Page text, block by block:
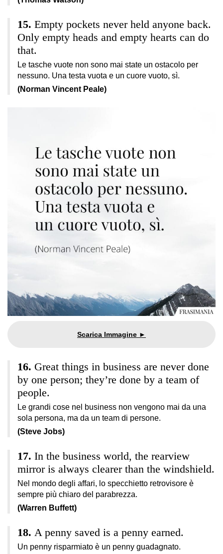
Empty pockets never held anyone back.
Only empty heads and empty hearts can do
that.
Le tasche vuote non sono mai state un ostacolo per
nessuno. Una testa vuota e un cuore vuoto, sì.
(Norman Vincent Peale)
Great things in business are never done
by one person; they’re done by a team of
people.
Le grandi cose nel business non vengono mai da una
sola persona, ma da un team di persone.
(Steve Jobs)
In the business world, the rearview
mirror is always clearer than the windshield.
Nel mondo degli affari, lo specchietto retrovisore è
sempre più chiaro del parabrezza.
(Warren Buffett)
A penny saved is a penny earned.
Un penny risparmiato è un penny guadagnato.